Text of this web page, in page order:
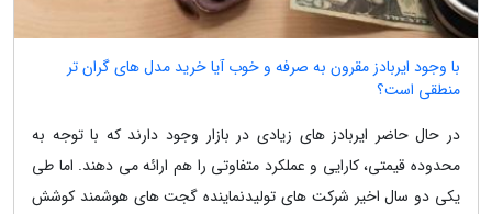
با وجود ایربادز مقرون به صرفه و خوب آیا خرید مدل های گران تر
منطقی است؟
در حال حاضر ایربادز های زیادی در بازار وجود دارند که با توجه به
محدوده قیمتی، کارایی و عملکرد متفاوتی را هم ارائه می دهند. اما طی
یکی دو سال اخیر شرکت های تولیدنماینده گجت های هوشمند کوشش